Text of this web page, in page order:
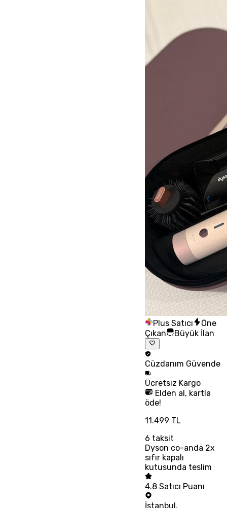
Plus Satıcı
Öne
Çıkan
Büyük İlan
Cüzdanım Güvende
Ücretsiz Kargo
Elden al, kartla
öde!
11.499 TL
6 taksit
Dyson co-anda 2x
sıfır kapalı
kutusunda teslim
4.8 Satıcı Puanı
İstanbul,